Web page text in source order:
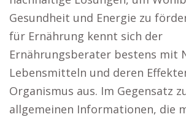
Gesundheit und Energie zu
für Ernährung kennt sich der
Ernährungsberater bestens mit
Lebensmitteln und deren
Organismus aus. Im Gegensatz
allgemeinen Informationen, die